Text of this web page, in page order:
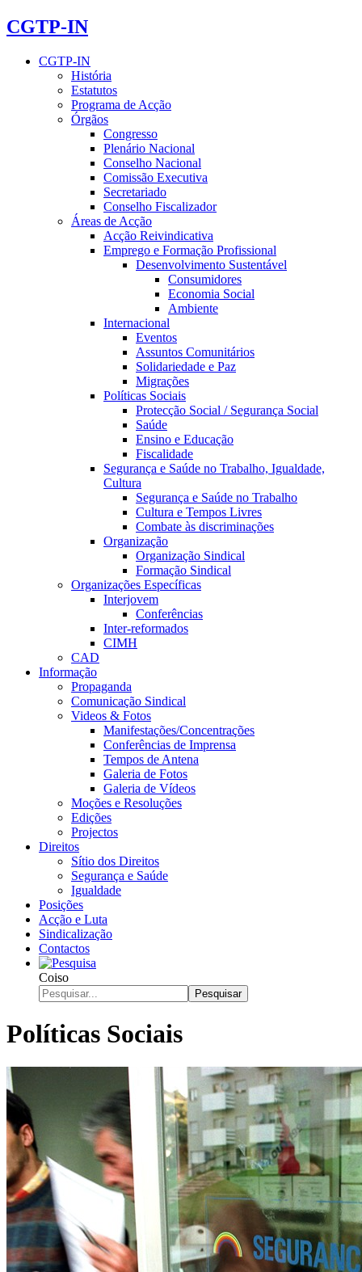
CGTP-IN
CGTP-IN
História
Estatutos
Programa de Acção
Órgãos
Congresso
Plenário Nacional
Conselho Nacional
Comissão Executiva
Secretariado
Conselho Fiscalizador
Áreas de Acção
Acção Reivindicativa
Emprego e Formação Profissional
Desenvolvimento Sustentável
Consumidores
Economia Social
Ambiente
Internacional
Eventos
Assuntos Comunitários
Solidariedade e Paz
Migrações
Políticas Sociais
Protecção Social / Segurança Social
Saúde
Ensino e Educação
Fiscalidade
Segurança e Saúde no Trabalho, Igualdade,
Cultura
Segurança e Saúde no Trabalho
Cultura e Tempos Livres
Combate às discriminações
Organização
Organização Sindical
Formação Sindical
Organizações Específicas
Interjovem
Conferências
Inter-reformados
CIMH
CAD
Informação
Propaganda
Comunicação Sindical
Videos & Fotos
Manifestações/Concentrações
Conferências de Imprensa
Tempos de Antena
Galeria de Fotos
Galeria de Vídeos
Moções e Resoluções
Edições
Projectos
Direitos
Sítio dos Direitos
Segurança e Saúde
Igualdade
Posições
Acção e Luta
Sindicalização
Contactos
Coiso
Pesquisar
Políticas Sociais